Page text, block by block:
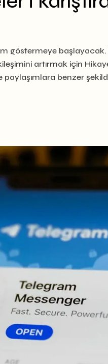
göstermeye başlayacak.
artırmak için
benzer